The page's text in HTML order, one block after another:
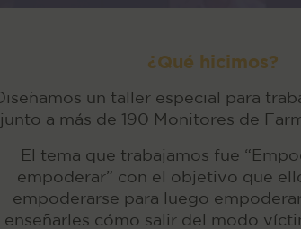
¿Qué hicimos?
Diseñamos un taller especial para
junto a más de 190 Monitores de
El tema que trabajamos fue
empoderar” con el objetivo que
empoderarse para luego
enseñarles cómo salir del modo